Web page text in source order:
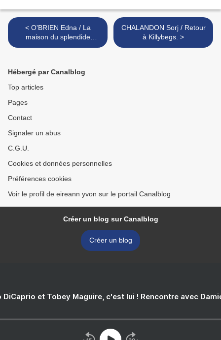
< O'BRIEN Edna / La
maison du splendide
isolement.
CHALANDON Sorj / Retour
à Killybegs. >
Hébergé par Canalblog
Top articles
Pages
Contact
Signaler un abus
C.G.U.
Cookies et données personnelles
Préférences cookies
Voir le profil de eireann yvon sur le portail Canalblog
Créer un blog sur Canalblog
Créer un blog
DiCaprio et Tobey Maguire, c'est lui ! Rencontre avec